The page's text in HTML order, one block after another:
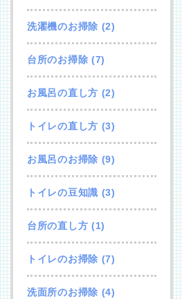
洗濯機のお掃除 (2)
台所のお掃除 (7)
お風呂の直し方 (2)
トイレの直し方 (3)
お風呂のお掃除 (9)
トイレの豆知識 (3)
台所の直し方 (1)
トイレのお掃除 (7)
洗面所のお掃除 (4)